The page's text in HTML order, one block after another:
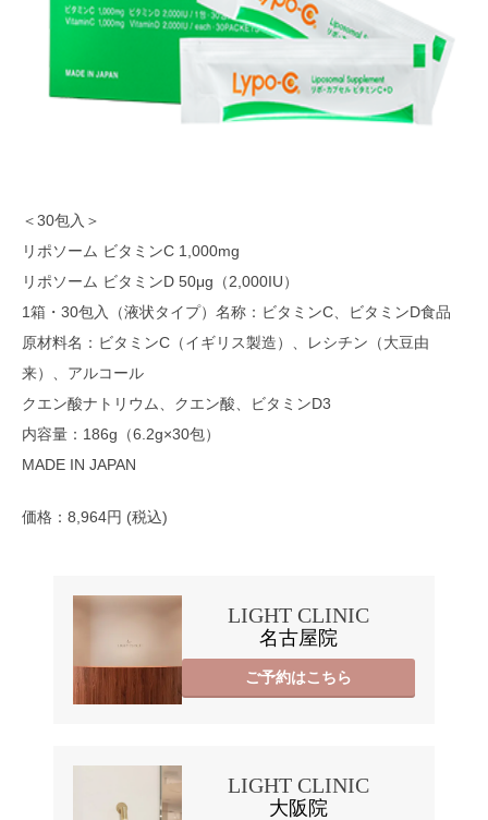
＜30包入＞
リポソーム ビタミンC 1,000mg
リポソーム ビタミンD 50μg（2,000IU）
1箱・30包入（液状タイプ）名称：ビタミンC、ビタミンD食品
原材料名：ビタミンC（イギリス製造）、レシチン（大豆由
来）、アルコール
クエン酸ナトリウム、クエン酸、ビタミンD3
内容量：186g（6.2g×30包）
MADE IN JAPAN
価格：8,964円 (税込)
LIGHT CLINIC
名古屋院
ご予約はこちら
LIGHT CLINIC
大阪院